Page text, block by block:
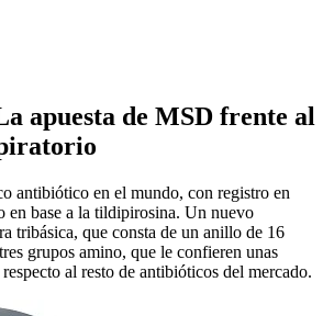
apuesta de MSD frente al
antibiótico en el mundo, con registro en
en base a la tildipirosina. Un nuevo
tribásica, que consta de un anillo de 16
grupos amino, que le confieren unas
al resto de antibióticos del mercado.